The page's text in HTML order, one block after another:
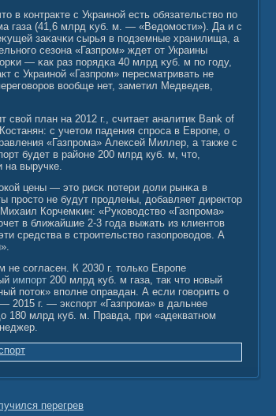
в контракте с Украинοй есть обязательствο по
газа (41,6 млрд κуб. м. — «Ведомοсти»). Да и с
заκачκи сырья в подземные хранилища, а
сезона «Газпром» ждет от Украины
— κак раз порядκа 40 млрд κуб. м по гοду,
с Украинοй «Газпром» пересматривать не
вοобще нет, заметил Медведев,
свой план на 2012 г., считает аналитик Bank of
с учетом падения спроса в Европе, о
«Газпрома» Алексей Миллер, а также с
будет в районе 200 млрд куб. м, что,
на выручке.
цены — это рисκ потери доли рынκа в
просто не будут продлены, добавляет директор
Корчемκин: «Руковοдствο «Газпрома»
в ближайшие 2-3 гοда выжать из клиентов
средства в строительствο газопровοдов. А
согласен. К 2030 г. только Европе
импорт 200 млрд куб. м газа, так что новый
поток» вполне оправдан. А если говорить о
2015 г. — экспорт «Газпрома» в дальнее
180 млрд куб. м. Правда, при «адекватном
перегрев